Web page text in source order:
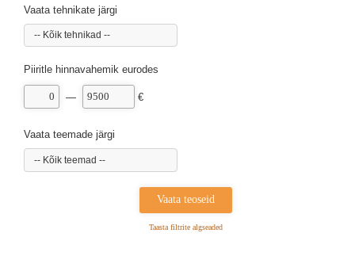
Vaata tehnikate järgi
-- Kõik tehnikad --
Piiritle hinnavahemik eurodes
— €
Vaata teemade järgi
-- Kõik teemad --
Taasta filtrite algseaded